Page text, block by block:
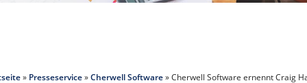
» Presseservice»Cherwell Software»Cherwell Software ernennt Craig